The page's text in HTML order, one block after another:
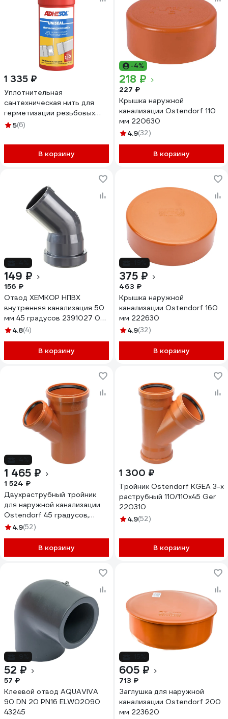
1 335 ₽
Уплотнительная
сантехническая нить для
герметизации резьбовых
соединений ADHESOL uniseal
НП1004
5(6)
В корзину
-4%
218 ₽
227 ₽
Крышка наружной
канализации Ostendorf 110
мм 220630
4.9(32)
В корзину
149 ₽
156 ₽
Отвод ХЕМКОР НПВХ
внутренняя канализация 50
мм 45 градусов 2391027 0
2066
4.8(4)
В корзину
375 ₽
463 ₽
Крышка наружной
канализации Ostendorf 160
мм 222630
4.9(32)
В корзину
1 465 ₽
1 524 ₽
Двухраструбный тройник
для наружной канализации
Ostendorf 45 градусов,
160х110 мм 222320
4.9(52)
В корзину
1 300 ₽
Тройник Ostendorf KGEA 3-х
раструбный 110/110x45 Ger
220310
4.9(52)
В корзину
52 ₽
57 ₽
Клеевой отвод AQUAVIVA
90 DN 20 PN16 ELW02090
43245
605 ₽
713 ₽
Заглушка для наружной
канализации Ostendorf 200
мм 223620